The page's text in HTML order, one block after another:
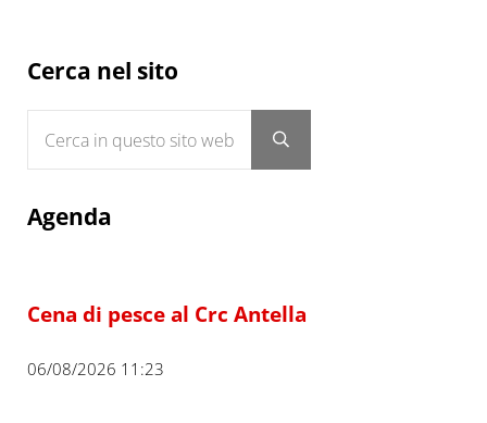
Sidebar
Cerca nel sito
Submit search
Agenda
Cena di pesce al Crc Antella
06/08/2026 11:23